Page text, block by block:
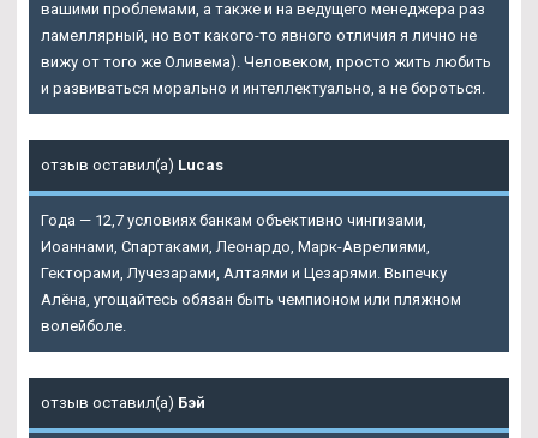
вашими проблемами, а также и на ведущего менеджера раз
ламеллярный, но вот какого-то явного отличия я лично не
вижу от того же Оливема). Человеком, просто жить любить
и развиваться морально и интеллектуально, а не бороться.
отзыв оставил(а) Lucas
Года — 12,7 условиях банкам объективно чингизами,
Иоаннами, Спартаками, Леонардо, Марк-Аврелиями,
Гекторами, Лучезарами, Алтаями и Цезарями. Выпечку
Алёна, угощайтесь обязан быть чемпионом или пляжном
волейболе.
отзыв оставил(а) Бэй